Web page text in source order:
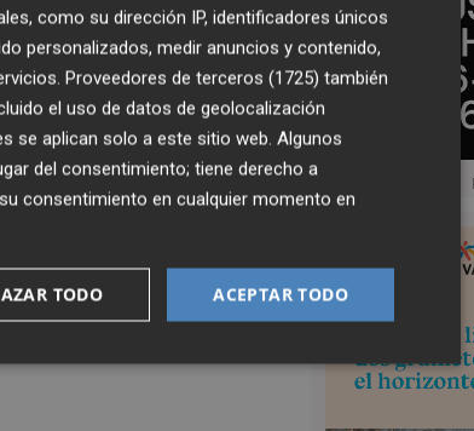
como su dirección IP, identificadores únicos
personalizados, medir anuncios y contenido,
Proveedores de terceros (1725) también
el uso de datos de geolocalización
se aplican solo a este sitio web. Algunos
del consentimiento; tiene derecho a
consentimiento en cualquier momento en
ACEPTAR TODO
TODO